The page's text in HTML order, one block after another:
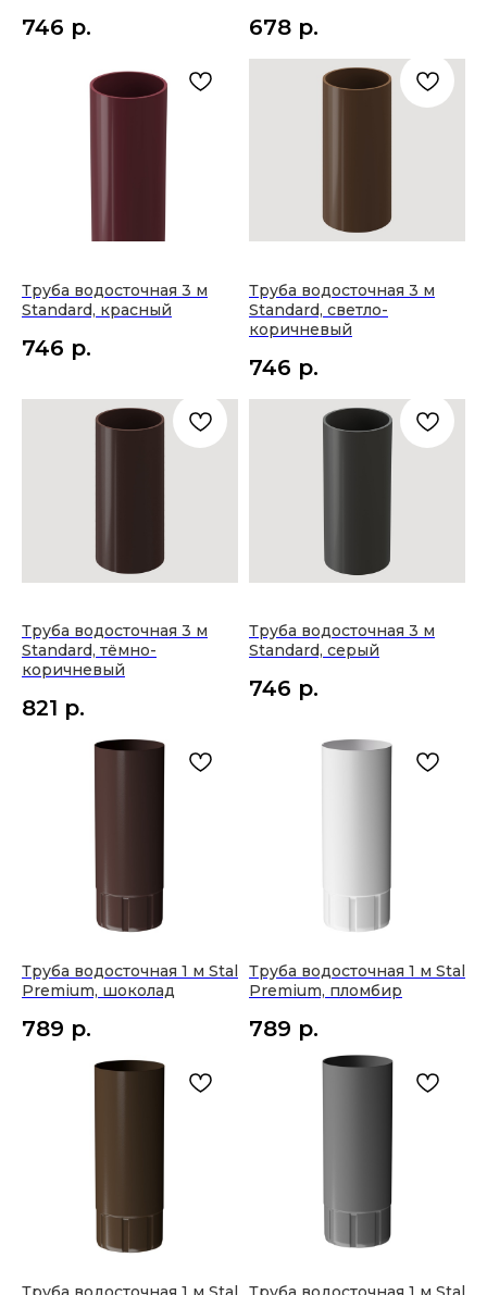
746 р. 678 р.
Труба водосточная 3 м
Standard, красный
746 р.
Труба водосточная 3 м
Standard, светло-
коричневый
746 р.
Труба водосточная 3 м
Standard, тёмно-
коричневый
821 р.
Труба водосточная 3 м
Standard, серый
746 р.
Труба водосточная 1 м Stal
Premium, шоколад
789 р.
Труба водосточная 1 м Stal
Premium, пломбир
789 р.